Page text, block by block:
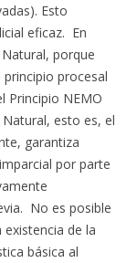
Esto
eficaz. En
porque
procesal
Principio NEMO
Natural, esto es, el
garantiza
por parte
No es posible
de la
básica al